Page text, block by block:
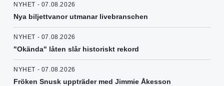
NYHET - 07.08.2026
Nya biljettvanor utmanar livebranschen
NYHET - 07.08.2026
"Okända" låten slår historiskt rekord
NYHET - 07.08.2026
Fröken Snusk uppträder med Jimmie Åkesson